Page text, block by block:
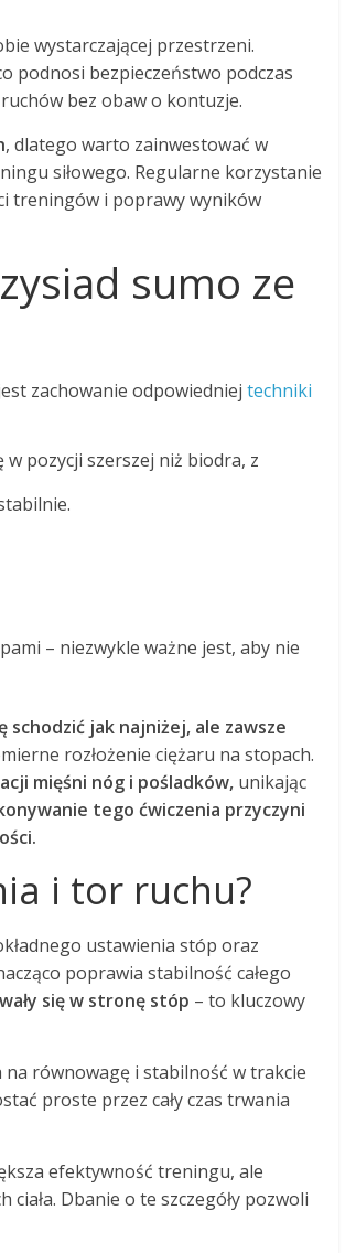
wystarczającej przestrzeni.
podnosi bezpieczeństwo podczas
bez obaw o kontuzje.
, dlatego warto zainwestować w
siłowego. Regularne korzystanie
treningów i poprawy wyników
sumo ze
zachowanie odpowiedniej techniki
pozycji szerszej niż biodra, z
– niezwykle ważne jest, aby nie
schodzić jak najniżej, ale zawsze
rozłożenie ciężaru na stopach.
mięśni nóg i pośladków, unikając
tego ćwiczenia przyczyni
i tor ruchu?
ustawienia stóp oraz
poprawia stabilność całego
się w stronę stóp – to kluczowy
na równowagę i stabilność w trakcie
proste przez cały czas trwania
efektywność treningu, ale
Dbanie o te szczegóły pozwoli